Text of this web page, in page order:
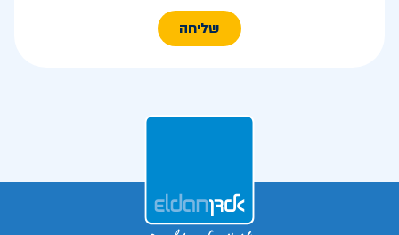
שליחה